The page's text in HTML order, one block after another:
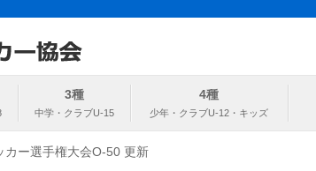
3種 4種
カー選手権大会O-50 更新